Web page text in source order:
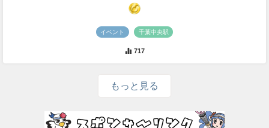
イベント 千葉中央駅
717
もっと見る